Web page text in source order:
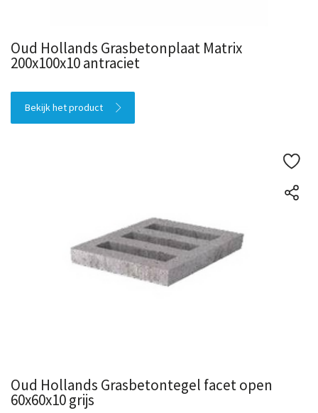
Oud Hollands Grasbetonplaat Matrix
200x100x10 antraciet
Bekijk het product
Oud Hollands Grasbetontegel facet open
60x60x10 grijs